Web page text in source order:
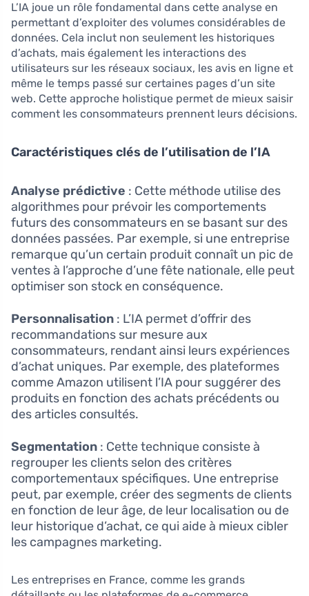
L’IA joue un rôle fondamental dans cette analyse en
permettant d’exploiter des volumes considérables de
données. Cela inclut non seulement les historiques
d’achats, mais également les interactions des
utilisateurs sur les réseaux sociaux, les avis en ligne et
même le temps passé sur certaines pages d’un site
web. Cette approche holistique permet de mieux saisir
comment les consommateurs prennent leurs décisions.
Caractéristiques clés de l’utilisation de l’IA
Analyse prédictive : Cette méthode utilise des
algorithmes pour prévoir les comportements
futurs des consommateurs en se basant sur des
données passées. Par exemple, si une entreprise
remarque qu’un certain produit connaît un pic de
ventes à l’approche d’une fête nationale, elle peut
optimiser son stock en conséquence.
Personnalisation : L’IA permet d’offrir des
recommandations sur mesure aux
consommateurs, rendant ainsi leurs expériences
d’achat uniques. Par exemple, des plateformes
comme Amazon utilisent l’IA pour suggérer des
produits en fonction des achats précédents ou
des articles consultés.
Segmentation : Cette technique consiste à
regrouper les clients selon des critères
comportementaux spécifiques. Une entreprise
peut, par exemple, créer des segments de clients
en fonction de leur âge, de leur localisation ou de
leur historique d’achat, ce qui aide à mieux cibler
les campagnes marketing.
Les entreprises en France, comme les grands